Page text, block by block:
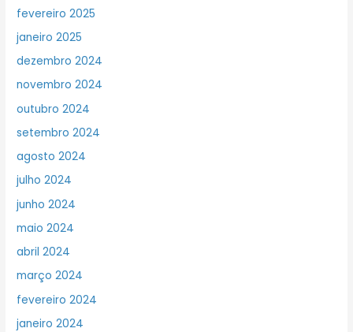
fevereiro 2025
janeiro 2025
dezembro 2024
novembro 2024
outubro 2024
setembro 2024
agosto 2024
julho 2024
junho 2024
maio 2024
abril 2024
março 2024
fevereiro 2024
janeiro 2024